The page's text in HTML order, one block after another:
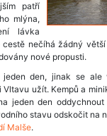
patří
mlýna,
lávka
nečíhá žádný
nové propusti.
den, jinak se ale
užít. Kempů a
jeden den
stavu odskočit na
Malše.